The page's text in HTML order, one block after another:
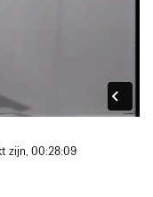
zijn, 00:28:09